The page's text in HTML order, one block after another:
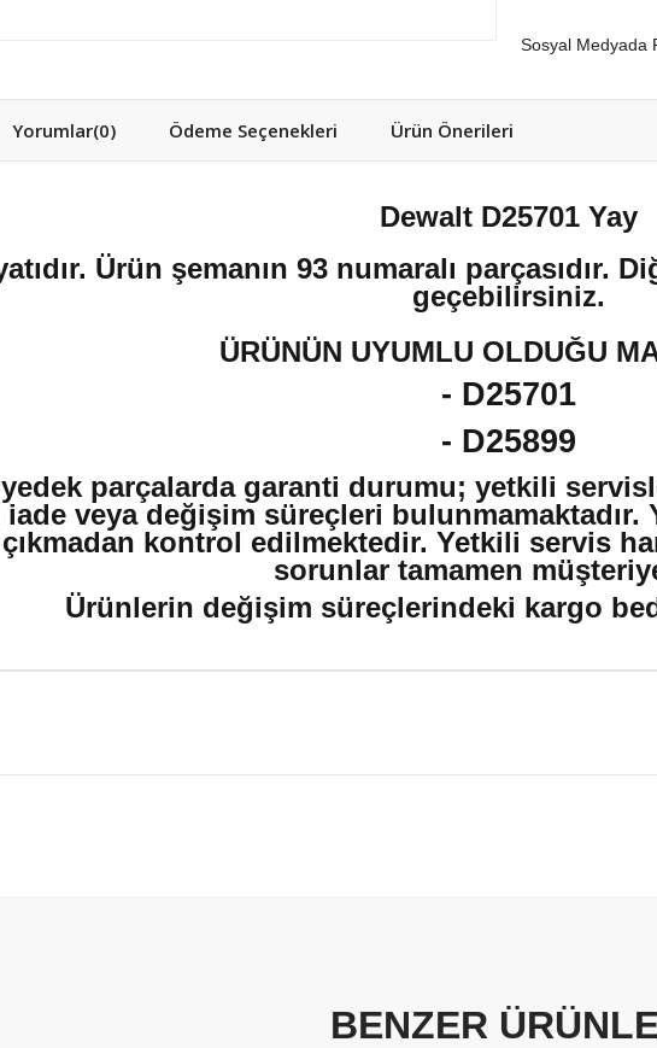
Sosyal Medyada
Yorumlar(0) Ödeme Seçenekleri Ürün Önerileri
Dewalt D25701 Yay
Ürün şemanın 93 numaralı parçasıdır.
geçebilirsiniz.
ÜRÜNÜN UYUMLU OLDUĞU
- D25701
- D25899
parçalarda garanti durumu; yetkili
veya değişim süreçleri bulunmamaktadır.
kontrol edilmektedir. Yetkili servis
sorunlar tamamen
Ürünlerin değişim süreçlerindeki kargo
BENZER